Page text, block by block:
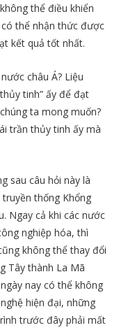
thể điều khiển
thể nhận thức được
kết quả tốt nhất.
châu Á? Liệu
tinh” ấy để đạt
ta mong muốn?
trần thủy tinh ấy mà
sau câu hỏi này là
thống Khổng
Ngay cả khi các nước
nghiệp hóa, thì
không thể thay đổi
Tây thành La Mã
nay có thể không
hiện đại, những
trước đây phải mất